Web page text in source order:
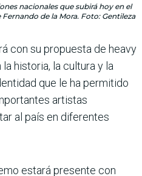
nacionales que subirá hoy en el
de la Mora. Foto: Gentileza
con su propuesta de heavy
historia, la cultura y la
que le ha permitido
artistas
al país en diferentes
estará presente con